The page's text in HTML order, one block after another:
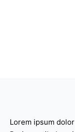
Lorem ipsum